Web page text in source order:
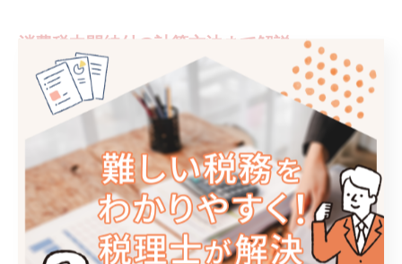
消費税中間納付の計算方法まで解説
消費税の中間納付は、前年度の消費税額が一定額を超え
る場合、年1回または3回に分けて納付する仕組みです。
中間納付額は、前年度の消費税額を基準に計算され、納
付時期ごとに分割して支払います。
具体的な計算方法は、前年度の確定消費税額をもとに、
年1回の場合はその半額、年3回の場合は3分の1ずつを中